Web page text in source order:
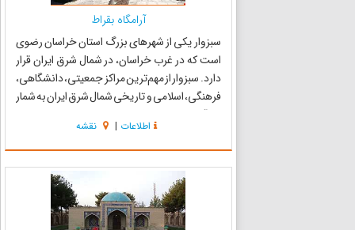
آرامگاه بقراط
سبزوار یکی از شهرهای بزرگ استان خراسان رضوی
است که در غرب خراسان، در شمال شرق ایران قرار
دارد. سبزوار از مهم‌ترین مراکز جمعیتی، دانشگاهی،
فرهنگی، اسلامی و تاریخی شمال شرق ایران به شمار
می‌آید و به عنوان یکی از نمادهای تاریخ و علم ایران
مطرح شده‌است آرامگاه بقراط مربوط به دوره قاجار
اس...
اطلاعات | نقشه